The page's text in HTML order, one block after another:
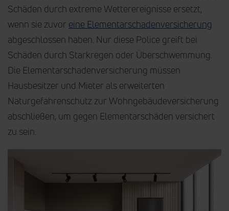
Schäden durch extreme Wetterereignisse ersetzt,
wenn sie zuvor eine Elementarschadenversicherung
abgeschlossen haben. Nur diese Police greift bei
Schäden durch Starkregen oder Überschwemmung.
Die Elementarschadenversicherung müssen
Hausbesitzer und Mieter als erweiterten
Naturgefahrenschutz zur Wohngebäudeversicherung
abschließen, um gegen Elementarschäden versichert
zu sein.